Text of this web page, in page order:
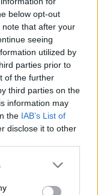
below opt-out
that after your
seeing
utilized by
parties prior to
of the further
third parties on the
information may
the IAB’s List of
disclose it to other
or more Google
You may click to
Ζωγράφου, το
με την
το μεσημέρι
να την
προς
ΑΝΤ1, η
το
για να του